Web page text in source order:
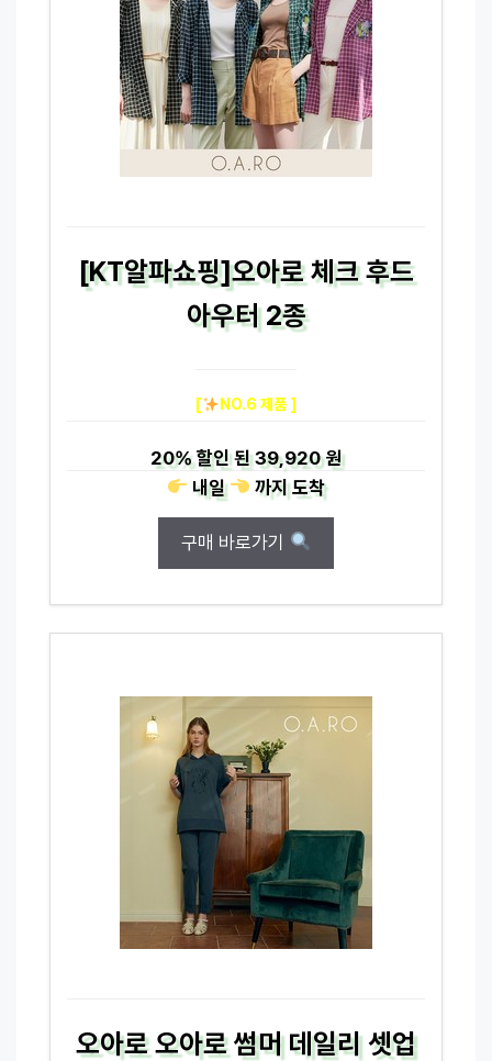
[KT알파쇼핑]오아로 체크 후드
아우터 2종
[ NO.6 제품 ]
20%할인 된39,920 원
내일
까지도착
구매 바로가기
오아로 오아로 썸머 데일리 셋업